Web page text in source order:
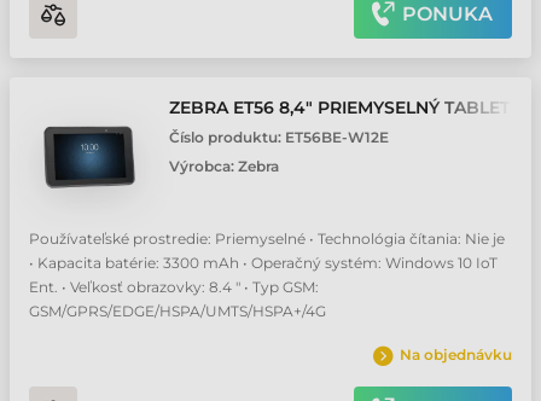
PONUKA
ZEBRA ET56 8,4" PRIEMYSELNÝ TABLET
Číslo produktu: ET56BE-W12E
Výrobca: Zebra
Používateľské prostredie: Priemyselné • Technológia čítania: Nie je
• Kapacita batérie: 3300 mAh • Operačný systém: Windows 10 IoT
Ent. • Veľkosť obrazovky: 8.4 " • Typ GSM:
GSM/GPRS/EDGE/HSPA/UMTS/HSPA+/4G
Na objednávku